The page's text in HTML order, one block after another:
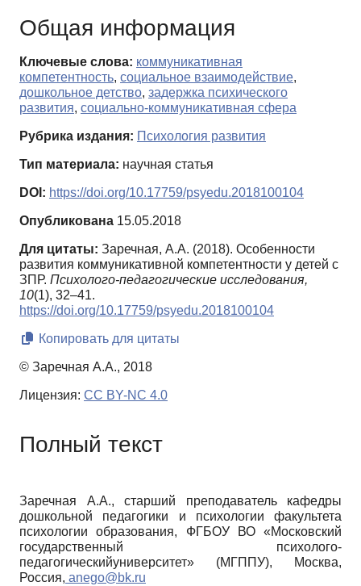
Общая информация
Ключевые слова: коммуникативная
компетентность, социальное взаимодействие,
дошкольное детство, задержка психического
развития, социально-коммуникативная сфера
Рубрика издания: Психология развития
Тип материала: научная статья
DOI: https://doi.org/10.17759/psyedu.2018100104
Опубликована 15.05.2018
Для цитаты: Заречная, А.А. (2018). Особенности
развития коммуникативной компетентности у детей с
ЗПР. Психолого-педагогические исследования,
10(1), 32–41.
https://doi.org/10.17759/psyedu.2018100104
Копировать для цитаты
© Заречная А.А., 2018
Лицензия: CC BY-NC 4.0
Полный текст
Заречная А.А., старший преподаватель кафедры
дошкольной педагогики и психологии факультета
психологии образования, ФГБОУ ВО «Московский
государственный психолого-
педагогическийуниверситет» (МГППУ), Москва,
Россия, anego@bk.ru